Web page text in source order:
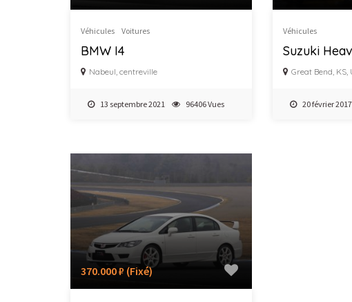
Véhicules Voitures
BMW I4
Nabeul, centreville
13 septembre 2021 96406 Vues
Véhicules
Suzuki
Great Bend,
20 février 2017
370.000 ₽ (Fixé)